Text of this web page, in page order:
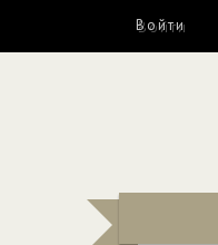
Войти